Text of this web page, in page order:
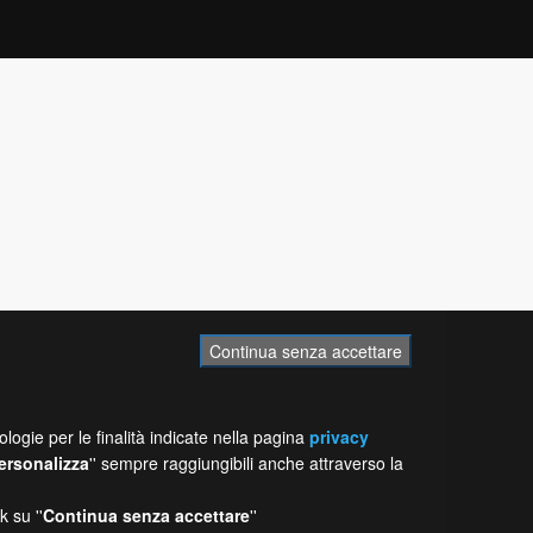
Continua senza accettare
per le finalità indicate nella pagina privacy
'' sempre raggiungibili anche attraverso la
su ''Continua senza accettare''